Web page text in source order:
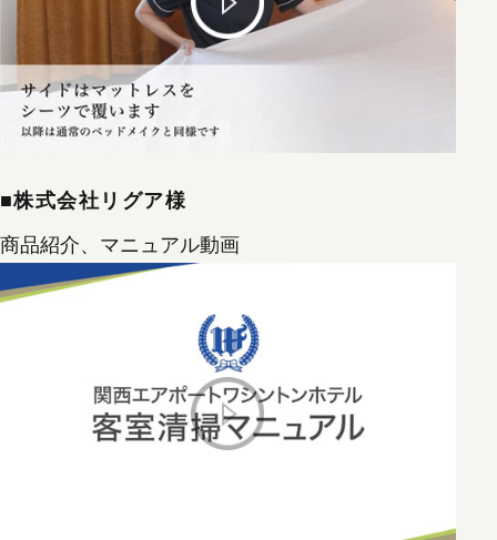
■株式会社リグア様
商品紹介、マニュアル動画